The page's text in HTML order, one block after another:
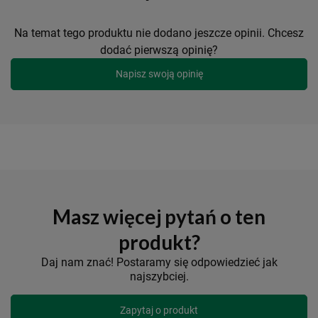
Na temat tego produktu nie dodano jeszcze opinii. Chcesz
dodać pierwszą opinię?
Napisz swoją opinię
Masz więcej pytań o ten
produkt?
Daj nam znać! Postaramy się odpowiedzieć jak
najszybciej.
Zapytaj o produkt